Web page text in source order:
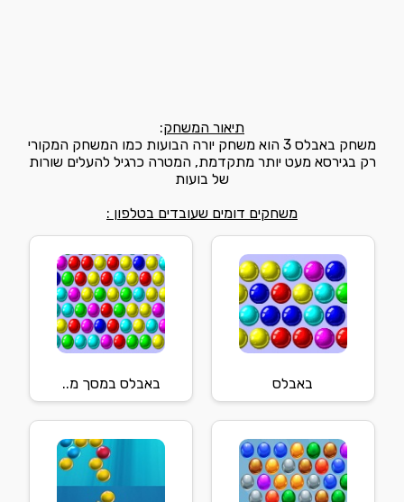
תיאור המשחק:
משחק באבלס 3 הוא משחק יורה הבועות כמו המשחק המקורי
רק בגירסא מעט יותר מתקדמת, המטרה כרגיל להעלים שורות
של בועות
משחקים דומים שעובדים בטלפון :
באבלס באבלס במסך מ..